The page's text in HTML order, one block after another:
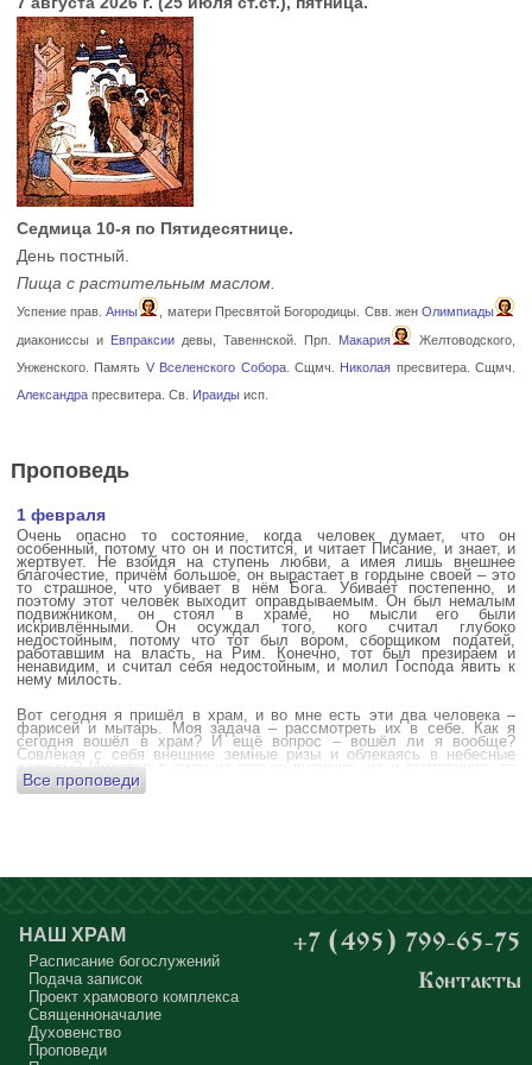
Седмица 10-я по Пятидесятнице.
День постный.
Пища с растительным маслом.
Успение прав.Анны , матери Пресвятой Богородицы. Свв. женОлимпиады
диакониссы и Евпраксиидевы, Тавеннской. Прп. Макария
Желтоводского,
Унженского. Память V Вселенского Собора. Сщмч. Николая пресвитера. Сщмч.
Александрапресвитера. Св. Ираидыисп.
Проповедь
1 февраля
Очень опасно то состояние, когда человек думает, что он
особенный, потому что он и постится, и читает Писание, и знает, и
жертвует. Не взойдя на ступень любви, а имея лишь внешнее
благочестие, причём большое, он вырастает в гордыне своей – это
то страшное, что убивает в нём Бога. Убивает постепенно, и
поэтому этот человек выходит оправдываемым. Он был немалым
подвижником, он стоял в храме, но мысли его были
искривлёнными. Он осуждал того, кого считал глубоко
недостойным, потому что тот был вором, сборщиком податей,
работавшим на власть, на Рим. Конечно, тот был презираем и
ненавидим, и считал себя недостойным, и молил Господа явить к
нему милость.
Вот сегодня я пришёл в храм, и во мне есть эти два человека –
фарисей и мытарь. Моя задача – рассмотреть их в себе. Как я
сегодня вошёл в храм? И ещё вопрос – вошёл ли я вообще?
Совлекая с себя внешние земные ризы и облекаясь в небесные
одежды? Имеется в виду не только внешние, но и внутренние, то
есть помыслы.
сердца?
Бог открыл помыслы людей, стоящих в храме, и он ужаснулся
тому, что никто из них не молится – ни один человек, кроме одного
мальчика. Мысли у людей о чём угодно: о работе, о молодой жене
или возлюбленной, о детях, о долгах, о футбольном матче, о
путешествиях, о скором отпуске, о билетах, о машине, об одежде, о
том, что будет после службы, где я буду обедать, куда пойду, что
подарить, что подарят, что я посмотрю, что, может быть, почитаю...
Где здесь место для Бога?
А мальчик молился о больной маме. Молился искренне – и мама
Все проповеди
НАШ ХРАМ
Расписание богослужений
Подача записок
Проект храмового комплекса
Священноначалие
Духовенство
Проповеди
+7 (495) 799-65-75
Контакты